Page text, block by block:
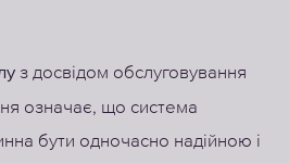
з досвідом обслуговування
означає, що система
бути одночасно надійною і